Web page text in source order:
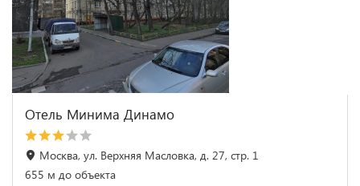
Отель Минима Динамо
Москва, ул. Верхняя Масловка, д. 27, стр. 1
655 м до объекта